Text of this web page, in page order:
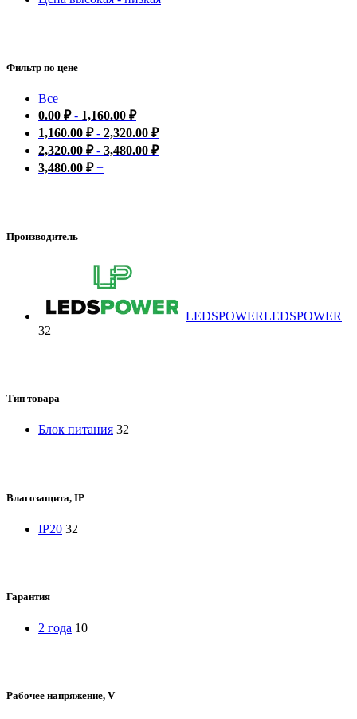
Фильтр по цене
Все
0.00 ₽- 1,160.00 ₽
1,160.00 ₽- 2,320.00 ₽
2,320.00 ₽- 3,480.00 ₽
3,480.00 ₽+
Производитель
LEDSPOWERLEDSPOWER
32
Тип товара
Блок питания 32
Влагозащита, IP
IP20 32
Гарантия
2 года 10
Рабочее напряжение, V